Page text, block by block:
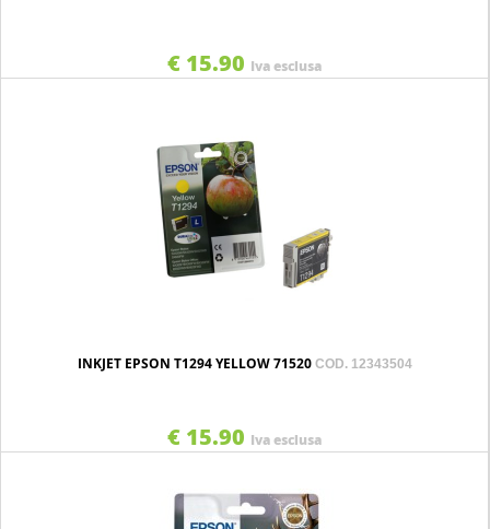
€ 15.90 Iva esclusa
INKJET EPSON T1294 YELLOW 71520 COD. 12343504
€ 15.90 Iva esclusa